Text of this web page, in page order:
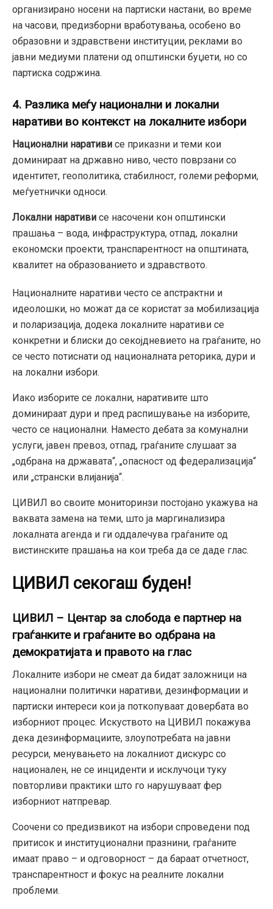
организирано носени на партиски настани, во време
на часови, предизборни вработувања, особено во
образовни и здравствени институции, реклами во
јавни медиуми платени од општински буџети, но со
партиска содржина.
4. Разлика меѓу национални и локални
наративи во контекст на локалните избори
Национални наративи се приказни и теми кои
доминираат на државно ниво, често поврзани со
идентитет, геополитика, стабилност, големи реформи,
меѓуетнички односи.
Локални наративи се насочени кон општински
прашања – вода, инфраструктура, отпад, локални
економски проекти, транспарентност на општината,
квалитет на образованието и здравството.
Националните наративи често се апстрактни и
идеолошки, но можат да се користат за мобилизација
и поларизација, додека локалните наративи се
конкретни и блиски до секојдневието на граѓаните, но
се често потиснати од националната реторика, дури и
на локални избори.
Иако изборите се локални, наративите што
доминираат дури и пред распишување на изборите,
често се национални. Наместо дебата за комунални
услуги, јавен превоз, отпад, граѓаните слушаат за
„одбрана на државата“, „опасност од федерализација“
или „странски влијанија“.
ЦИВИЛ во своите мониторинзи постојано укажува на
ваквата замена на теми, што ја маргинализира
локалната агенда и ги оддалечува граѓаните од
вистинските прашања на кои треба да се даде глас.
ЦИВИЛ секогаш буден!
ЦИВИЛ – Центар за слобода е партнер на
граѓанките и граѓаните во одбрана на
демократијата и правото на глас
Локалните избори не смеат да бидат заложници на
национални политички наративи, дезинформации и
партиски интереси кои ја поткопуваат довербата во
изборниот процес. Искуството на ЦИВИЛ покажува
дека дезинформациите, злоупотребата на јавни
ресурси, менувањето на локалниот дискурс со
национален, не се инциденти и исклучоци туку
повторливи практики што го нарушуваат фер
изборниот натпревар.
Соочени со предизвикот на избори спроведени под
притисок и институционални празнини, граѓаните
имаат право – и одговорност – да бараат отчетност,
транспарентност и фокус на реалните локални
проблеми.